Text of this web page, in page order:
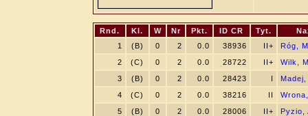
Rnd. Kl. W Nr Pkt. ID CR Tyt.
1
(B) 0 2 0.0 38936 II+
Róg,
2
(C) 0 2 0.0 28722 II+
Wilk,
3
(B) 0 2 0.0 28423 I
4
(C) 0 2 0.0 38216 II
5
(B) 0 2 0.0 28006 II+
Pyzio,